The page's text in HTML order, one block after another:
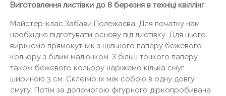
Виготовлення листівки до 8 березня в техніці квіллінг
Майстер-клас Забави Полежаєва. Для початку нам
необхідно підготувати основу під листівку. Для цього
виріжемо прямокутник з щільного паперу бежевого
кольору з білим малюнком. З більш тонкого паперу
також бежевого кольору наріжемо кілька смуг
шириною 3 см. Склеїмо їх між собою в одну довгу
смугу. Потім за допомогою фігурного діркопробивача